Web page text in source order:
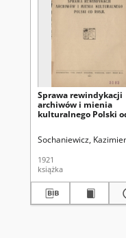
Sprawa rewindykacji
archiwów i mienia
kulturalnego Polski
Sochaniewicz,
1921
książka